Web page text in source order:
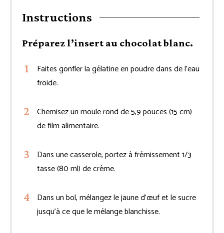
Instructions
Préparez l’insert au chocolat blanc.
Faites gonfler la gélatine en poudre dans de l’eau
froide.
Chemisez un moule rond de 5,9 pouces (15 cm)
de film alimentaire.
Dans une casserole, portez à frémissement 1/3
tasse (80 ml) de crème.
Dans un bol, mélangez le jaune d’œuf et le sucre
jusqu’à ce que le mélange blanchisse.